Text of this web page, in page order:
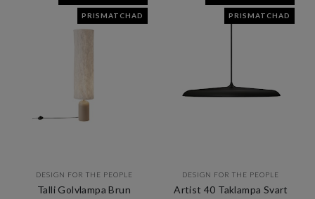
PRISMATCHAD
DESIGN FOR THE PEOPLE
Talli Golvlampa Brun
PRISMATCHAD
DESIGN FOR THE PEOPLE
Artist 40 Taklampa Svart